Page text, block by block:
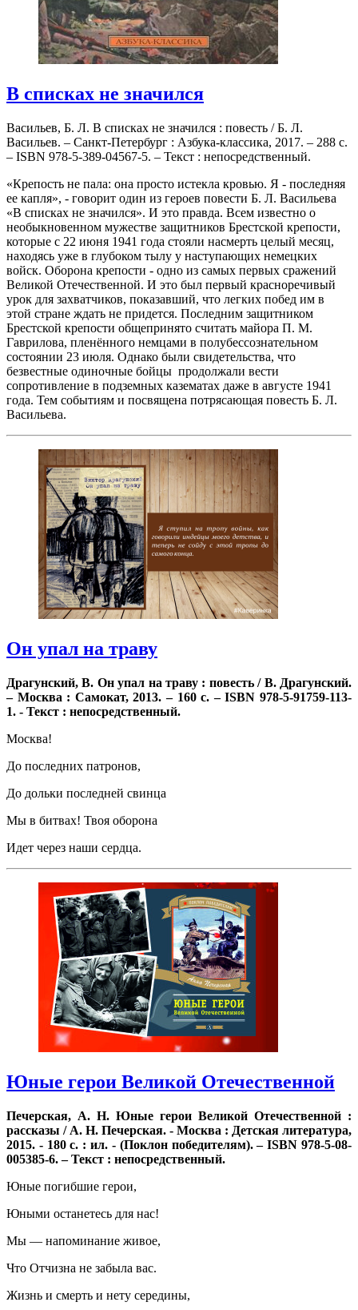
В списках не значился
Васильев, Б. Л. В списках не значился : повесть / Б. Л.
Васильев. – Санкт-Петербург : Азбука-классика, 2017. – 288 с.
– ISBN 978-5-389-04567-5. – Текст : непосредственный.
«Крепость не пала: она просто истекла кровью. Я - последняя
ее капля», - говорит один из героев повести Б. Л. Васильева
«В списках не значился». И это правда. Всем известно о
необыкновенном мужестве защитников Брестской крепости,
которые с 22 июня 1941 года стояли насмерть целый месяц,
находясь уже в глубоком тылу у наступающих немецких
войск. Оборона крепости - одно из самых первых сражений
Великой Отечественной. И это был первый красноречивый
урок для захватчиков, показавший, что легких побед им в
этой стране ждать не придется. Последним защитником
Брестской крепости общепринято считать майора П. М.
Гаврилова, пленённого немцами в полубессознательном
состоянии 23 июля. Однако были свидетельства, что
безвестные одиночные бойцы продолжали вести
сопротивление в подземных казематах даже в августе 1941
года. Тем событиям и посвящена потрясающая повесть Б. Л.
Васильева.
Он упал на траву
Драгунский, В. Он упал на траву : повесть / В. Драгунский.
– Москва : Самокат, 2013. – 160 с. – ISBN 978-5-91759-113-
1. - Текст : непосредственный.
Москва!
До последних патронов,
До дольки последней свинца
Мы в битвах! Твоя оборона
Идет через наши сердца.
Юные герои Великой Отечественной
Печерская, А. Н. Юные герои Великой Отечественной :
рассказы / А. Н. Печерская. - Москва : Детская литература,
2015. - 180 с. : ил. - (Поклон победителям). – ISBN 978-5-08-
005385-6. – Текст : непосредственный.
Юные погибшие герои,
Юными останетесь для нас!
Мы — напоминание живое,
Что Отчизна не забыла вас.
Жизнь и смерть и нету середины,